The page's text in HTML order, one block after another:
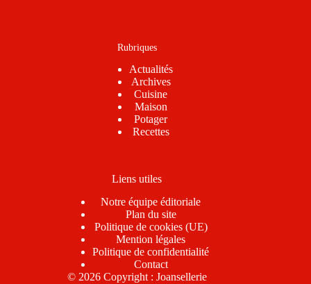
Rubriques
Actualités
Archives
Cuisine
Maison
Potager
Recettes
Liens utiles
Notre équipe éditoriale
Plan du site
Politique de cookies (UE)
Mention légales
Politique de confidentialité
Contact
© 2026 Copyright : Joansellerie